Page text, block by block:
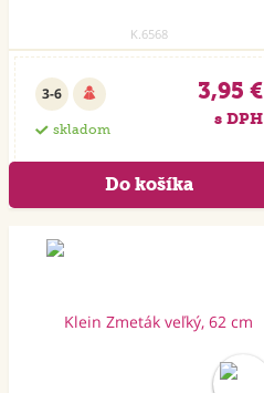
K.6568
3-6
skladom
3,95 €
s DPH